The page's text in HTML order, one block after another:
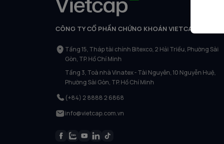
CÔNG TY CỔ PHẦN CHỨNG KHOÁN VIETCAP
Tầng 15, Tháp tài chính Bitexco, 2 Hải Triều, Phường Sài
Gòn, TP. Hồ Chí Minh
Tầng 3, Toà nhà Vinatex - Tài Nguyên, 10 Nguyễn Huệ,
Phường Sài Gòn, TP. Hồ Chí Minh
(+84) 2 8888 2 6868
info@vietcap.com.vn